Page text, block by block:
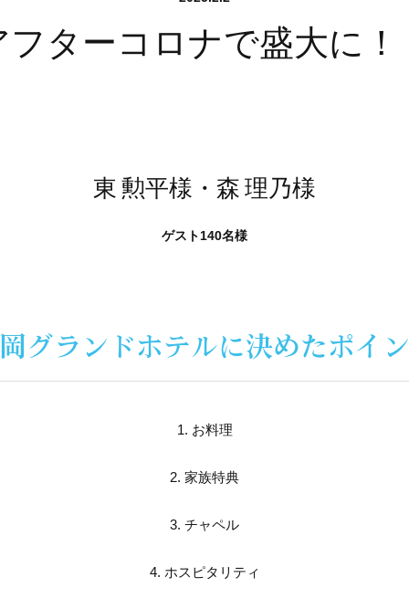
フターコロナで盛大に！
東 勲平様・森 理乃様
ゲスト140名様
グランドホテルに決めたポイ
1. お料理
2. 家族特典
3. チャペル
4. ホスピタリティ